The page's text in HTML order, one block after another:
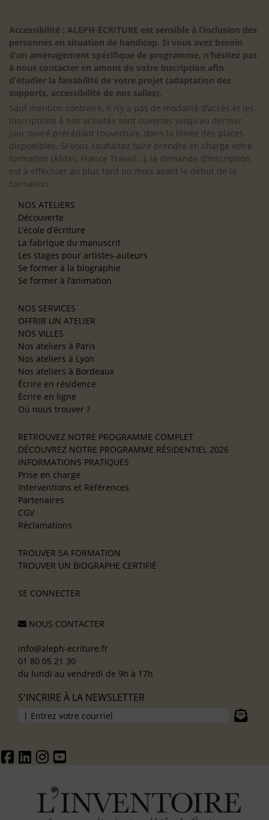
Accessibilité : ALEPH-ÉCRITURE est sensible à l’inclusion des
personnes en situation de handicap. Si vous avez besoin
d’un aménagement spécifique de programme, n’hésitez pas
à nous contacter en amont de votre inscription afin
d’étudier la faisabilité de votre projet (adaptation des
supports, accessibilité de nos salles).
Sauf mention contraire, il n’y a pas de modalité d’accès et les
inscriptions à nos activités sont ouvertes jusqu’au dernier
jour ouvré précédant l’ouverture, dans la limite des places
disponibles. Si vous souhaitez faire prendre en charge votre
formation (Afdas, France Travail…), la demande d’inscription
est à effectuer au plus tard un mois avant le début de la
formation.
NOS ATELIERS
Découverte
L’école d’écriture
La fabrique du manuscrit
Les stages pour artistes-auteurs
Se former à la biographie
Se former à l’animation
NOS SERVICES
OFFRIR UN ATELIER
NOS VILLES
Nos ateliers à Paris
Nos ateliers à Lyon
Nos ateliers à Bordeaux
Écrire en résidence
Écrire en ligne
Où nous trouver ?
RETROUVEZ NOTRE PROGRAMME COMPLET
DÉCOUVREZ NOTRE PROGRAMME RÉSIDENTIEL 2026
INFORMATIONS PRATIQUES
Prise en charge
Interventions et Références
Partenaires
CGV
Réclamations
TROUVER SA FORMATION
TROUVER UN BIOGRAPHE CERTIFIÉ
SE CONNECTER
NOUS CONTACTER
info@aleph-ecriture.fr
01 80 05 21 30
du lundi au vendredi de 9h à 17h
S'INCRIRE À LA NEWSLETTER